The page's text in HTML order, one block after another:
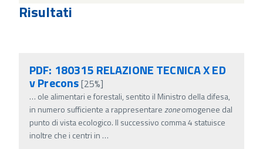
Risultati
PDF: 180315 RELAZIONE TECNICA X ED
v Precons[25%]
… ole alimentari e forestali, sentito il Ministro della difesa,
in numero sufficiente a rappresentarezoneomogenee dal
punto di vista ecologico. Il successivo comma 4 statuisce
inoltre che i centri in …